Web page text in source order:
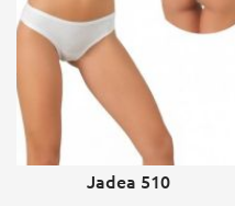
Jadea 510